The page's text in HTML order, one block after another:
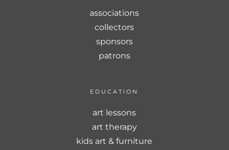
associations
collectors
sponsors
patrons
EDUCATION
art lessons
art therapy
kids art & furniture